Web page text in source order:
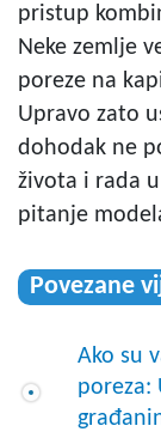
pristup
Neke zemlje
poreze na
Upravo zato
dohodak ne
života i rada
pitanje
Povezane
Ako su
poreza: